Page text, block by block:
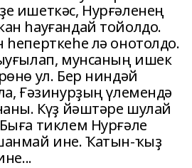
ишеткәс, Нурғәленең
һауғандай тойолдо.
һеперткеһе лә онотолдо.
мунсаның ишек
ул. Бер ниндәй
Ғәзинурҙың үлемендә
Күҙ йәштәре шулай
тиклем Нурғәле
ине. Ҡатын-ҡыҙ